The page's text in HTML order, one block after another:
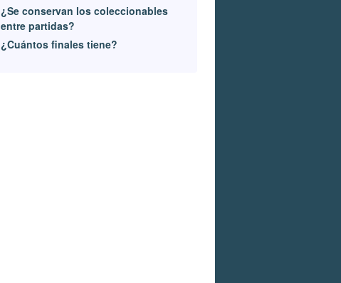
¿Se conservan los coleccionables
entre partidas?
¿Cuántos finales tiene?